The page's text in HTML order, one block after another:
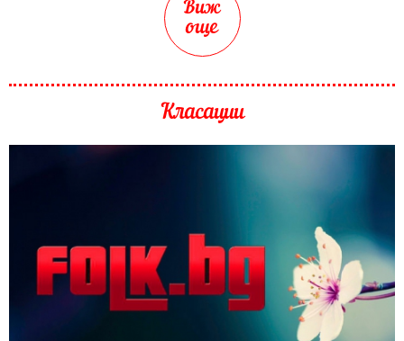
Виж
още
Класации